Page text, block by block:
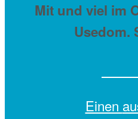
Mit und viel im
Usedom.
Einen